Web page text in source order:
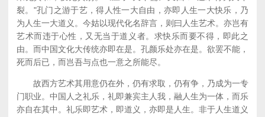
裂。"孔门之游于艺，得人性一大自由，亦即人生一大快乐，乃
为人生一大道义。今姑以现代化名辞言，则曰人生艺术。亦岂有
艺术而违于心性，又无当于道义者。求快乐而要不得，即此之
由。而中国文化大传统亦即在是。孔颜乐处亦在是。欲罢不能，
死而后已，而岂吾与点也一意之所能尽。
故西方艺术其用意仍在外，仍有求取，仍有争，乃成为一专
门职业。中国人之礼乐，礼即兼宾主人我，融人生为一体，而乐
亦自在其中。礼乐即艺术，即道义，亦即是人生。非于人生道义